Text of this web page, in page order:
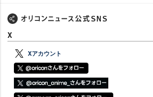
X
Xアカウント